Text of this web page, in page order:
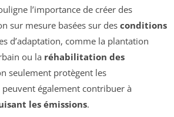
l’importance de créer des
sur mesure basées sur des conditions
d’adaptation, comme la plantation
ou la réhabilitation des
seulement protègent les
également contribuer à
les émissions.